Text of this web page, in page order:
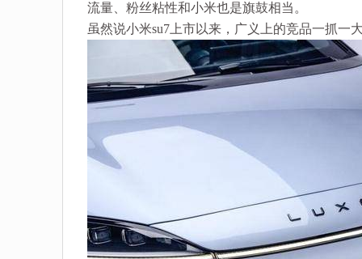
流量、粉丝粘性和小米也是旗鼓相当。
虽然说小米su7上市以来，广义上的竞品一抓一